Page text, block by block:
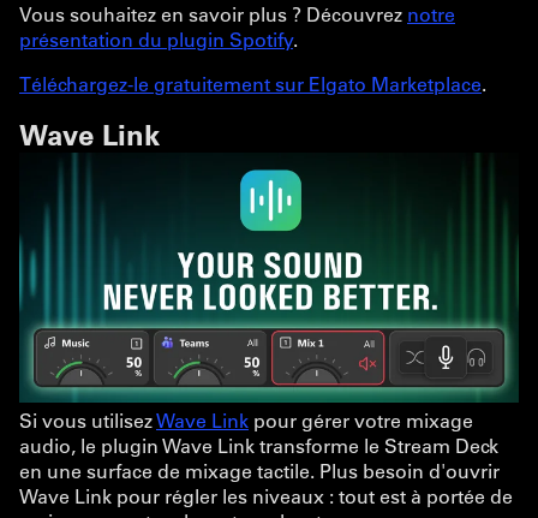
Vous souhaitez en savoir plus ? Découvrez notre
présentation du plugin Spotify.
Téléchargez-le gratuitement sur Elgato Marketplace.
Wave Link
Si vous utilisezWave Link pour gérer votre mixage
audio, le plugin Wave Link transforme le Stream Deck
en une surface de mixage tactile. Plus besoin d'ouvrir
Wave Link pour régler les niveaux : tout est à portée de